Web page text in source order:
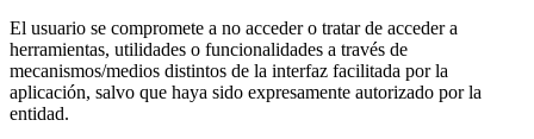
El usuario se compromete a no acceder o tratar de acceder a
herramientas, utilidades o funcionalidades a través de
mecanismos/medios distintos de la interfaz facilitada por la
aplicación, salvo que haya sido expresamente autorizado por la
entidad.